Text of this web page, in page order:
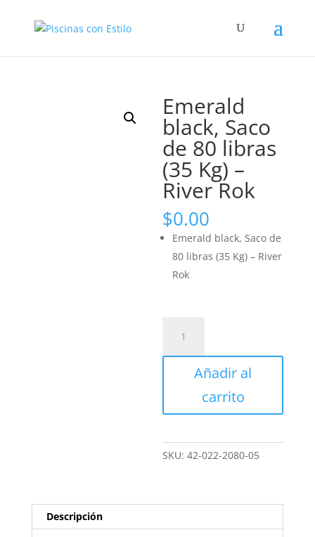
Emerald
black, Saco
de 80 libras
(35 Kg) –
River Rok
$0.00
Emerald black, Saco de
80 libras (35 Kg) – River
Rok
black,
Saco
-
cantidad
Añadir al
carrito
SKU:42-022-2080-05
Descripción